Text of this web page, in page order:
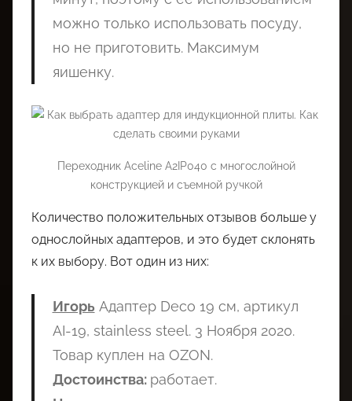
можно только использовать посуду,
но не приготовить. Максимум
яишенку.
Переходник Aceline A2IP040 с многослойной
конструкцией и съемной ручкой
Количество положительных отзывов больше у
однослойных адаптеров, и это будет склонять
к их выбору. Вот один из них:
Игорь Адаптер Deco 19 см, артикул
AI-19, stainless steel. 3 Ноября 2020.
Товар куплен на OZON.
Достоинства: работает.